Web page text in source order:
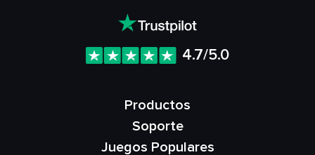
4.7/5.0
Productos
Soporte
Juegos Populares